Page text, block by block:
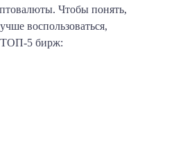
Чтобы понять,
воспользоваться,
ТОП-5 бирж: